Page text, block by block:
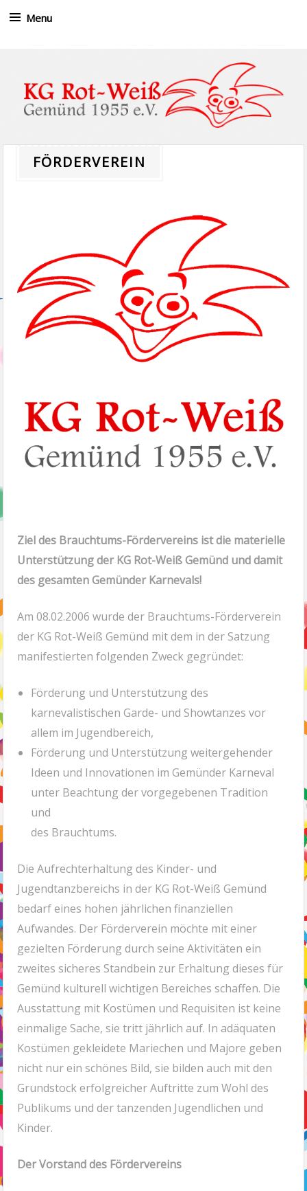
Menu
FÖRDERVEREIN
Ziel des Brauchtums-Fördervereins ist die materielle
Unterstützung der KG Rot-Weiß Gemünd und damit
des gesamten Gemünder Karnevals!
Am 08.02.2006 wurde der Brauchtums-Förderverein
der KG Rot-Weiß Gemünd mit dem in der Satzung
manifestierten folgenden Zweck gegründet:
Förderung und Unterstützung des
karnevalistischen Garde- und Showtanzes vor
allem im Jugendbereich,
Förderung und Unterstützung weitergehender
Ideen und Innovationen im Gemünder Karneval
unter Beachtung der vorgegebenen Tradition
und
des Brauchtums.
Die Aufrechterhaltung des Kinder- und
Jugendtanzbereichs in der KG Rot-Weiß Gemünd
bedarf eines hohen jährlichen finanziellen
Aufwandes. Der Förderverein möchte mit einer
gezielten Förderung durch seine Aktivitäten ein
zweites sicheres Standbein zur Erhaltung dieses für
Gemünd kulturell wichtigen Bereiches schaffen. Die
Ausstattung mit Kostümen und Requisiten ist keine
einmalige Sache, sie tritt jährlich auf. In adäquaten
Kostümen gekleidete Mariechen und Majore geben
nicht nur ein schönes Bild, sie bilden auch mit den
Grundstock erfolgreicher Auftritte zum Wohl des
Publikums und der tanzenden Jugendlichen und
Kinder.
Der Vorstand des Fördervereins